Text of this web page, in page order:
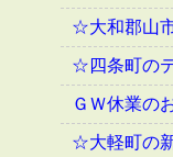
☆大和郡山
☆四条町の
ＧＷ休業の
☆大軽町の